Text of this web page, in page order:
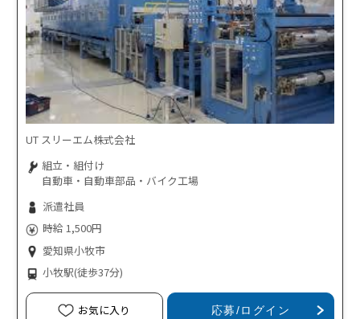
UT スリーエム株式会社
組立・組付け
自動車・自動車部品・バイク工場
派遣社員
時給 1,500円
愛知県小牧市
小牧駅(徒歩37分)
お気に入り 応募/ログイン